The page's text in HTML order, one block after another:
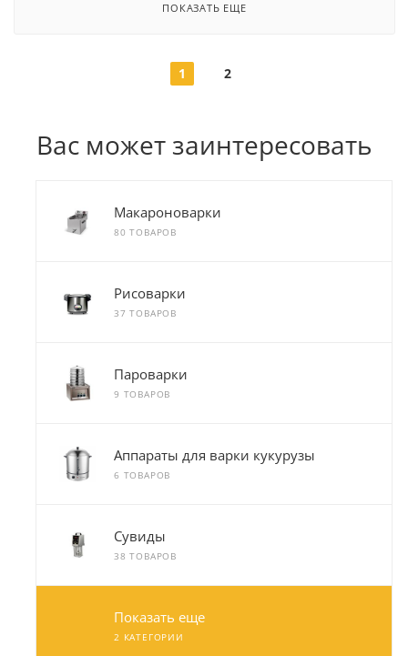
ПОКАЗАТЬ ЕЩЕ
1 2
Вас может заинтересовать
Макароноварки
80 ТОВАРОВ
Рисоварки
37 ТОВАРОВ
Пароварки
9 ТОВАРОВ
Аппараты для варки кукурузы
6 ТОВАРОВ
Сувиды
38 ТОВАРОВ
Показать еще
2 КАТЕГОРИИ